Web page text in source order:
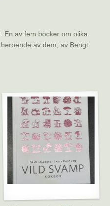
En av fem böcker om olika
av dem, av Bengt